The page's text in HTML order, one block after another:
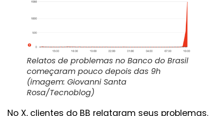
Relatos de problemas no Banco do Brasil
começaram pouco depois das 9h
(imagem: Giovanni Santa
Rosa/Tecnoblog)
No X, clientes do BB relataram seus problemas.